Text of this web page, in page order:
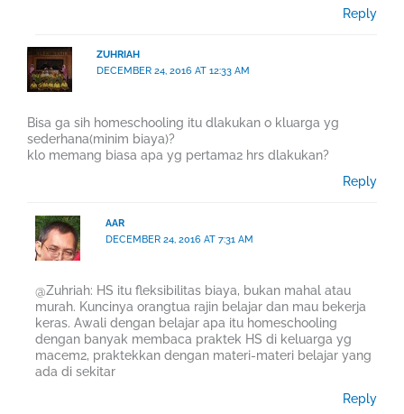
Reply
ZUHRIAH
DECEMBER 24, 2016 AT 12:33 AM
Bisa ga sih homeschooling itu dlakukan o kluarga yg
sederhana(minim biaya)?
klo memang biasa apa yg pertama2 hrs dlakukan?
Reply
AAR
DECEMBER 24, 2016 AT 7:31 AM
@Zuhriah: HS itu fleksibilitas biaya, bukan mahal atau
murah. Kuncinya orangtua rajin belajar dan mau bekerja
keras. Awali dengan belajar apa itu homeschooling
dengan banyak membaca praktek HS di keluarga yg
macem2, praktekkan dengan materi-materi belajar yang
ada di sekitar
Reply